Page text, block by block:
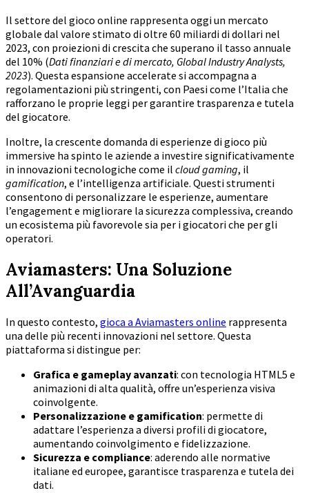
Il settore del gioco online rappresenta oggi un mercato
globale dal valore stimato di oltre 60 miliardi di dollari nel
2023, con proiezioni di crescita che superano il tasso annuale
del 10% (Dati finanziari e di mercato, Global Industry Analysts,
2023). Questa espansione accelerate si accompagna a
regolamentazioni più stringenti, con Paesi come l’Italia che
rafforzano le proprie leggi per garantire trasparenza e tutela
del giocatore.
Inoltre, la crescente domanda di esperienze di gioco più
immersive ha spinto le aziende a investire significativamente
in innovazioni tecnologiche come il cloud gaming, il
gamification, e l’intelligenza artificiale. Questi strumenti
consentono di personalizzare le esperienze, aumentare
l’engagement e migliorare la sicurezza complessiva, creando
un ecosistema più favorevole sia per i giocatori che per gli
operatori.
Aviamasters: Una Soluzione
All’Avanguardia
In questo contesto, gioca a Aviamasters online rappresenta
una delle più recenti innovazioni nel settore. Questa
piattaforma si distingue per:
Grafica e gameplay avanzati: con tecnologia HTML5 e
animazioni di alta qualità, offre un’esperienza visiva
coinvolgente.
Personalizzazione e gamification: permette di
adattare l’esperienza a diversi profili di giocatore,
aumentando coinvolgimento e fidelizzazione.
Sicurezza e compliance: aderendo alle normative
italiane ed europee, garantisce trasparenza e tutela dei
dati.